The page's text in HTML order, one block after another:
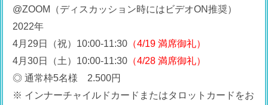
@ZOOM（ディスカッション時にはビデオON推奨）
2022年
4月29日（祝）10:00-11:30 （4/19 満席御礼）
4月30日（土）10:00-11:30 （4/28 満席御礼）
◎ 通常枠5名様 2.500円
※ インナーチャイルドカードまたはタロットカードをお